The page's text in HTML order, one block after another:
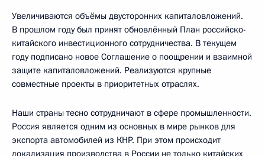
Увеличиваются объёмы двусторонних капиталовложений.
В прошлом году был принят обновлённый План российско-
китайского инвестиционного сотрудничества. В текущем
году подписано новое Соглашение о поощрении и взаимной
защите капиталовложений. Реализуются крупные
совместные проекты в приоритетных отраслях.
Наши страны тесно сотрудничают в сфере промышленности.
Россия является одним из основных в мире рынков для
экспорта автомобилей из КНР. При этом происходит
локализация производства в России не только китайских